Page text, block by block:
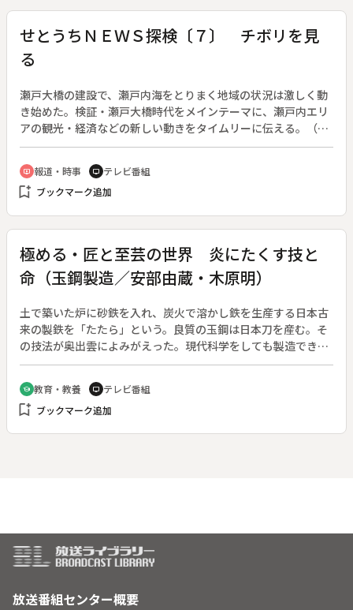
に違う宇宙が広がり、不思議な体験を連続的にさせられる。ま
るで一つの芝居を見るような建物で、大変な演出だ」と蜷川さ
んは感動する。
せとうちＮＥＷＳ探検〔７〕 チボリを見
る
瀬戸大橋の建設で、瀬戸内海をとりまく地域の状況は激しく動
き始めた。検証・瀬戸大橋時代をメインテーマに、瀬戸内エリ
アの観光・経済などの新しい動きをタイムリーに伝える。（１
９８８年５月７日～１９８９年９月３０日、全６９回）
ondemand_video 報道・時事 tv テレビ番組
bookmark_add ブックマーク追加
極める・匠と至芸の世界 炎にたくす技と
命（玉鋼製造／安部由蔵・木原明）
土で築いた炉に砂鉄を入れ、炭火で溶かし鉄を生産する日本古
来の製鉄を「たたら」という。良質の玉鋼は日本刀を産む。そ
の技法が奥出雲によみがえった。現代科学をしても製造できな
い和鉄の製造現場を実地に見る。◆村下と呼ばれる２人の責任
者の指導のもと、築炉作業から玉鋼が産まれるまで三日三晩の
厳粛にして緊張の作業を追う。やがて玉鋼は刀匠によって命を
得る。
school 教育・教養 tv テレビ番組
bookmark_add ブックマーク追加
放送番組センター概要